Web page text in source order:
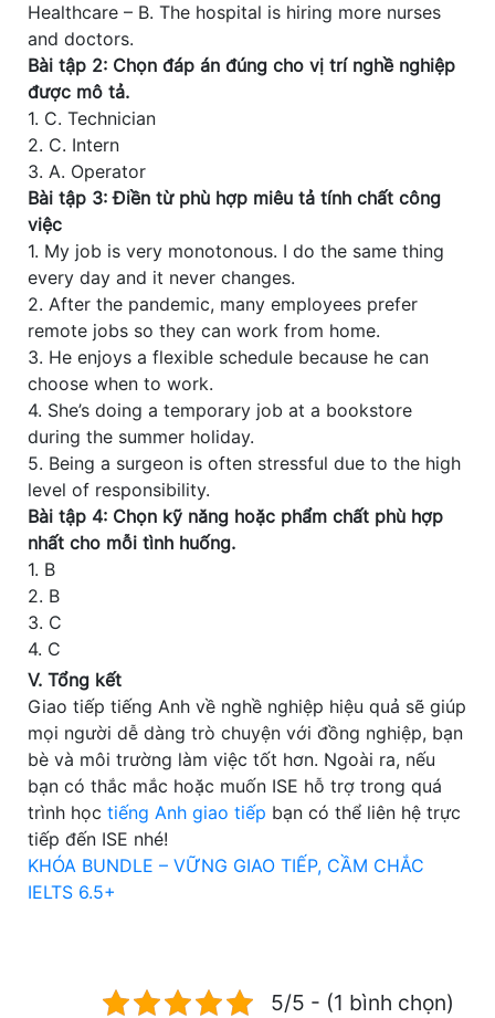
Healthcare – B. The hospital is hiring more nurses
and doctors.
Bài tập 2: Chọn đáp án đúng cho vị trí nghề nghiệp
được mô tả.
1. C. Technician
2. C. Intern
3. A. Operator
Bài tập 3: Điền từ phù hợp miêu tả tính chất công
việc
1. My job is very monotonous. I do the same thing
every day and it never changes.
2. After the pandemic, many employees prefer
remote jobs so they can work from home.
3. He enjoys a flexible schedule because he can
choose when to work.
4. She’s doing a temporary job at a bookstore
during the summer holiday.
5. Being a surgeon is often stressful due to the high
level of responsibility.
Bài tập 4: Chọn kỹ năng hoặc phẩm chất phù hợp
nhất cho mỗi tình huống.
1. B
2. B
3. C
4. C
V. Tổng kết
Giao tiếp tiếng Anh về nghề nghiệp hiệu quả sẽ giúp
mọi người dễ dàng trò chuyện với đồng nghiệp, bạn
bè và môi trường làm việc tốt hơn. Ngoài ra, nếu
bạn có thắc mắc hoặc muốn ISE hỗ trợ trong quá
trình học tiếng Anh giao tiếp bạn có thể liên hệ trực
tiếp đến ISE nhé!
KHÓA BUNDLE – VỮNG GIAO TIẾP, CẦM CHẮC
IELTS 6.5+
5/5 - (1 bình chọn)